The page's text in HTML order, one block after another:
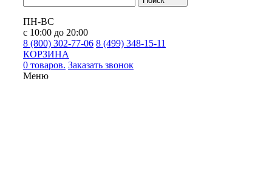
ПН-ВС
с 10:00 до 20:00
8 (800) 302-77-06 8 (499) 348-15-11
КОРЗИНА
0 товаров. Заказать звонок
Меню